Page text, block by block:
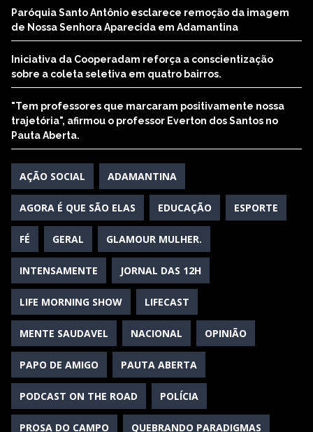
Paróquia Santo Antônio esclarece remoção da imagem
de Nossa Senhora Aparecida em Adamantina
Iniciativa da Cooperadam reforça a conscientização
sobre a coleta seletiva em quatro bairros.
"Tem professores que marcaram positivamente nossa
trajetória", afirmou o professor Everton dos Santos no
Pauta Aberta.
AÇÃO SOCIAL ADAMANTINA
AGORA É QUE SÃO ELAS EDUCAÇÃO ESPORTE
FÉ GERAL GLAMOUR MULHER.
INTENSAMENTE JORNAL DAS 12H
LIFE MORNING SHOW LIFECAST
MENTE SAUDAVEL NACIONAL OPINIÃO
PAPO DE AMIGO PAUTA ABERTA
PODCAST ON THE ROAD POLÍCIA
PROSA DO CAMPO QUEBRANDO PARADIGMAS